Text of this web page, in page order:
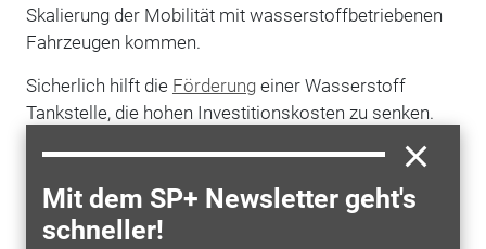
Mit dem SP+ Newsletter geht's
schneller!
Skalierung der Mobilität mit wasserstoffbetriebenen
Fahrzeugen kommen.
Sicherlich hilft die Förderungeiner Wasserstoff
Tankstelle, die hohen Investitionskosten zu senken.
mittelfristig Erträge erwirtschaften.
Wann ist die Kundenbasis groß genug, sprich: